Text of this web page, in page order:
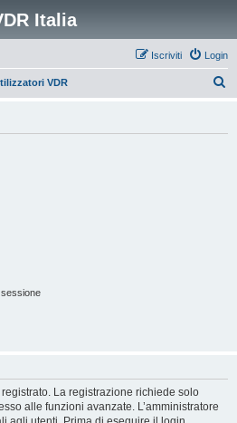
Italia
Login
Iscriviti
VDR
La registrazione richiede solo
alle funzioni avanzate. L’amministratore